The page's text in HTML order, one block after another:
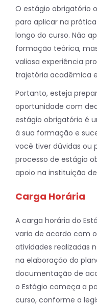
O estágio obrigatório
para aplicar na
longo do curso. Não
formação teórica,
valiosa experiência
trajetória acadêmica
Portanto, esteja
oportunidade com
estágio obrigatório é
à sua formação e
você tiver dúvidas ou
processo de estágio
apoio na instituição
Carga Horária
A carga horária do
varia de acordo com
atividades realizadas
na elaboração do
documentação de
o Estágio começa a
curso, conforme a